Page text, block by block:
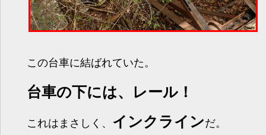
この台車に結ばれていた。
台車の下には、レール！
これはまさしく、 インクラインだ。